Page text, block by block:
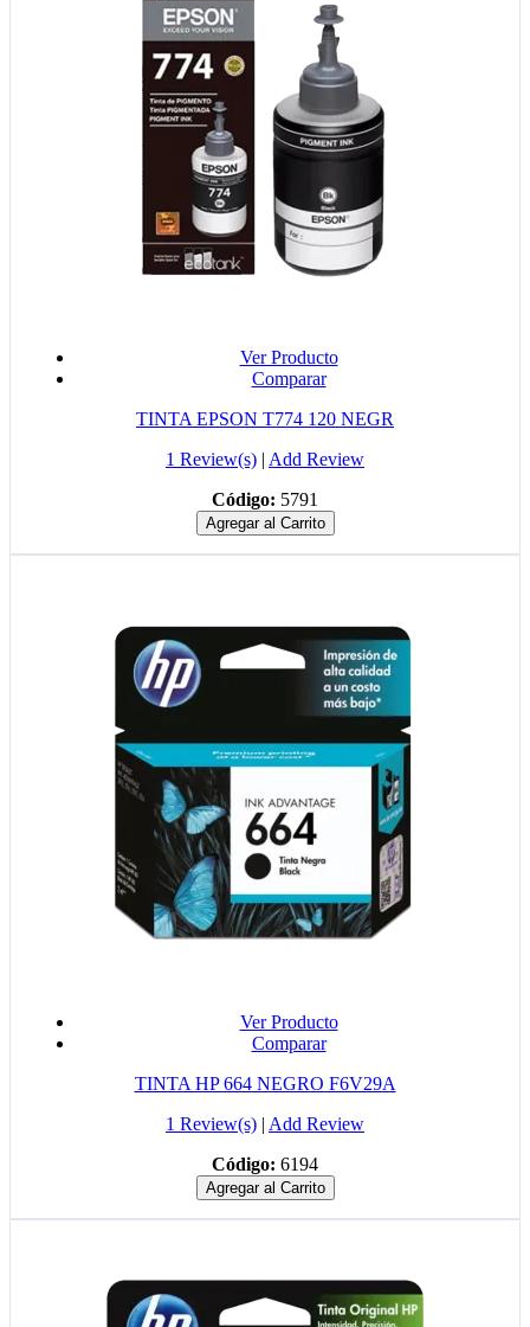
Ver Producto
Comparar
TINTA EPSON T774 120 NEGR
1 Review(s) | Add Review
Código: 5791
Agregar al Carrito
Ver Producto
Comparar
TINTA HP 664 NEGRO F6V29A
1 Review(s) | Add Review
Código: 6194
Agregar al Carrito